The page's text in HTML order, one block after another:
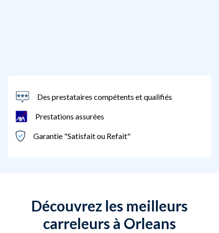
Des prestataires compétents et qualifiés
Prestations assurées
Garantie "Satisfait ou Refait"
Découvrez les meilleurs
carreleurs à Orleans